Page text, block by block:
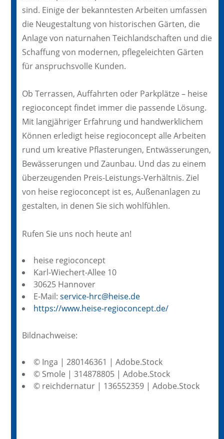
sind. Einige der bekanntesten Arbeiten umfassen
die Neugestaltung von historischen Gärten, die
Anlage von naturnahen Teichlandschaften und die
Schaffung von modernen, pflegeleichten Gärten
für anspruchsvolle Kunden.
Ob Terrassen, Auffahrten oder Parkplätze – heise
regioconcept findet immer die passende Lösung.
Mit langjähriger Erfahrung und handwerklichem
Können erledigt heise regioconcept alle Arbeiten
rund um kreative Pflasterungen, Entwässerungen,
Bewässerungen und Zaunbau. Und das zu einem
überzeugenden Preis-Leistungs-Verhältnis. Ziel
von heise regioconcept ist es, Außenanlagen zu
gestalten, in denen Sie sich wohlfühlen.
Rufen Sie uns noch heute an!
heise regioconcept
Karl-Wiechert-Allee 10
30625 Hannover
E-Mail: service-hrc@heise.de
https://www.heise-regioconcept.de/
Bildnachweise:
© Inga | 280146361 | Adobe.Stock
© Smole | 314878805 | Adobe.Stock
© reichdernatur | 136552359 | Adobe.Stock